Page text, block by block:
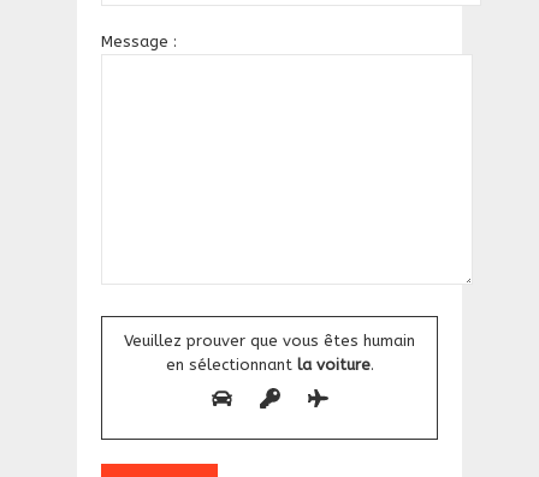
Message :
Veuillez prouver que vous êtes humain
en sélectionnantla voiture.